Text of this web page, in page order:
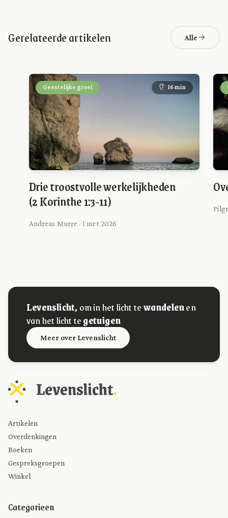
Gerelateerde artikelen Alle
Geestelijke groei 16 min
Drie troostvolle werkelijkheden
(2 Korinthe 1:3-11)
Andreas Murre · 1 mrt 2026
Levenslicht, om in het licht tewandelenen
van het licht tegetuigen
Meer over Levenslicht
Artikelen
Overdenkingen
Boeken
Gespreksgroepen
Winkel
Categorieen